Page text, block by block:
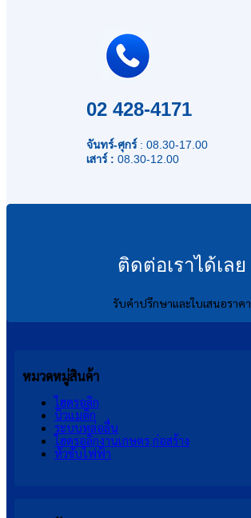
02 428-4171
จันทร์-ศุกร์: 08.30-17.00
เสาร์ : 08.30-12.00
ติดต่อเราได้เลย
รับคำปรึกษาและใบเสนอราคา
หมวดหมู่สินค้า
ไฮดรอลิก
นิวแมติก
ระบบหล่อลื่น
ไฮดรอลิกงานเกษตร,ก่อสร้าง
หัวขับไฟฟ้า